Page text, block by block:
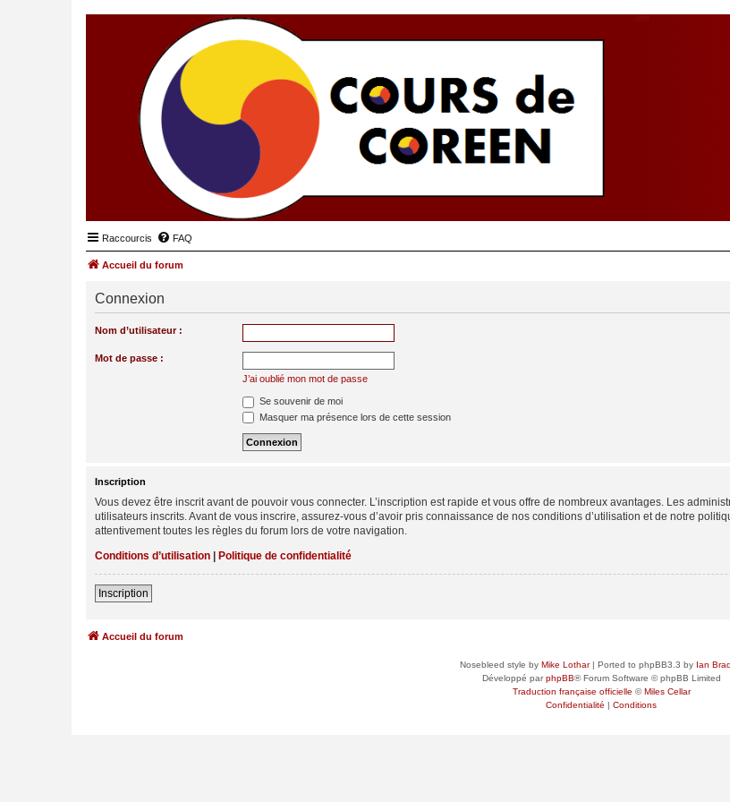
Raccourcis FAQ
Accueil du forum
Connexion
Nom d’utilisateur :
Mot de passe :
J’ai oublié mon mot de passe
Se souvenir de moi
Masquer ma présence lors de cette session
Inscription
Vous devez être inscrit avant de pouvoir vous connecter. L’inscription est rapide et vous offre de nombreux avantages. Les
utilisateurs inscrits. Avant de vous inscrire, assurez-vous d’avoir pris connaissance de nos conditions d’utilisation et de notre
attentivement toutes les règles du forum lors de votre navigation.
Conditions d’utilisation | Politique de confidentialité
Inscription
Accueil du forum
Nosebleed style by Mike Lothar| Ported to phpBB3.3 by Ian
Développé parphpBB® Forum Software © phpBB Limited
Traduction française officielle ©Miles Cellar
Confidentialité | Conditions